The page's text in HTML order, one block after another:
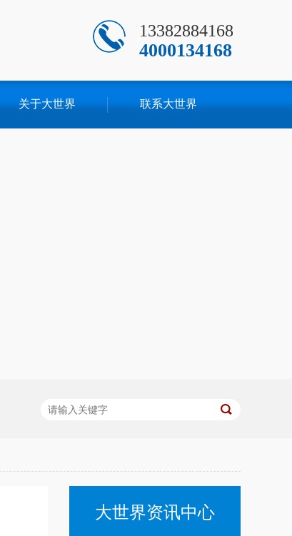
13382884168
4000134168
关于大世界 联系大世界
大世界资讯中心